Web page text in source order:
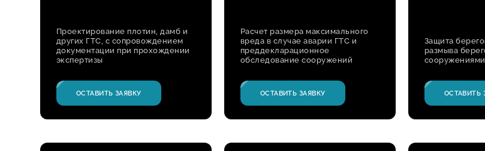
Проектирование плотин, дамб и
других ГТС, с сопровождением
документации при прохождении
экспертизы
ОСТАВИТЬ ЗАЯВКУ
Расчет размера максимального
вреда в случае аварии ГТС и
преддекларационное
обследование сооружений
ОСТАВИТЬ ЗАЯВКУ
Защита
размыва
ОСТАВИТЬ